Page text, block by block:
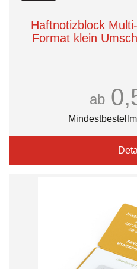
Haftnotizblock
Format klein
ab